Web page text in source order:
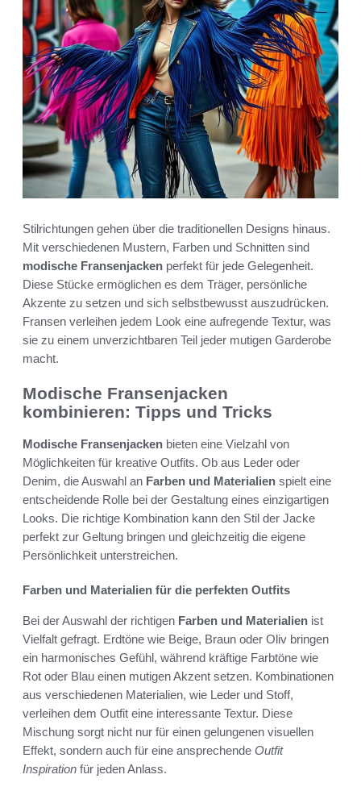
Stilrichtungen gehen über die traditionellen Designs hinaus.
Mit verschiedenen Mustern, Farben und Schnitten sind
modische Fransenjacken perfekt für jede Gelegenheit.
Diese Stücke ermöglichen es dem Träger, persönliche
Akzente zu setzen und sich selbstbewusst auszudrücken.
Fransen verleihen jedem Look eine aufregende Textur, was
sie zu einem unverzichtbaren Teil jeder mutigen Garderobe
macht.
Modische Fransenjacken
kombinieren: Tipps und Tricks
Modische Fransenjacken bieten eine Vielzahl von
Möglichkeiten für kreative Outfits. Ob aus Leder oder
Denim, die Auswahl an Farben und Materialien spielt eine
entscheidende Rolle bei der Gestaltung eines einzigartigen
Looks. Die richtige Kombination kann den Stil der Jacke
perfekt zur Geltung bringen und gleichzeitig die eigene
Persönlichkeit unterstreichen.
Farben und Materialien für die perfekten Outfits
Bei der Auswahl der richtigen Farben und Materialien ist
Vielfalt gefragt. Erdtöne wie Beige, Braun oder Oliv bringen
ein harmonisches Gefühl, während kräftige Farbtöne wie
Rot oder Blau einen mutigen Akzent setzen. Kombinationen
aus verschiedenen Materialien, wie Leder und Stoff,
verleihen dem Outfit eine interessante Textur. Diese
Mischung sorgt nicht nur für einen gelungenen visuellen
Effekt, sondern auch für eine ansprechende Outfit
Inspiration für jeden Anlass.